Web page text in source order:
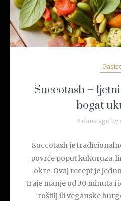
Succotash –
bogat
2 dana ago by
Succotash je
povrće poput kukuruza,
okre. Ovaj recept je
traje manje od 30 minuta i
roštilj ili veganske